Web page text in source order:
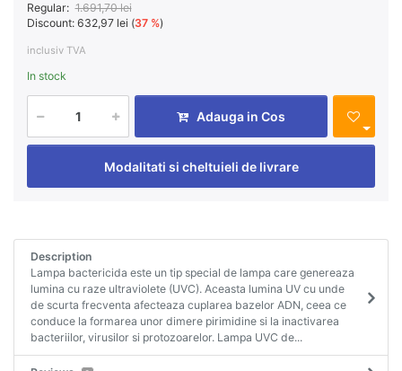
Regular: 1.691,70 lei
Discount: 632,97 lei (37 %)
inclusiv TVA
In stock
Adauga in Cos
Modalitati si cheltuieli de livrare
Description
Lampa bactericida este un tip special de lampa care genereaza
lumina cu raze ultraviolete (UVC). Aceasta lumina UV cu unde
de scurta frecventa afecteaza cuplarea bazelor ADN, ceea ce
conduce la formarea unor dimere pirimidine si la inactivarea
bacteriilor, virusilor si protozoarelor. Lampa UVC de...